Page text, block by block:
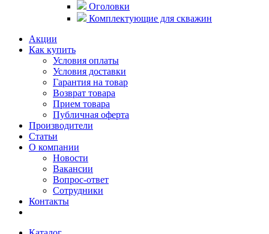
Оголовки
Комплектующие для скважин
Акции
Как купить
Условия оплаты
Условия доставки
Гарантия на товар
Возврат товара
Прием товара
Публичная оферта
Производители
Статьи
О компании
Новости
Вакансии
Вопрос-ответ
Сотрудники
Контакты